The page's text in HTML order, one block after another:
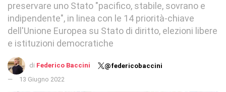
preservare uno Stato "pacifico, stabile, sovrano e
indipendente", in linea con le 14 priorità-chiave
dell'Unione Europea su Stato di diritto, elezioni libere
e istituzioni democratiche
di Federico Baccini
@federicobaccini
13 Giugno 2022